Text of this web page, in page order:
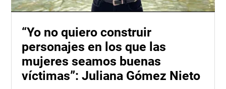
“Yo no quiero construir
personajes en los que las
mujeres seamos buenas
víctimas”: Juliana Gómez Nieto